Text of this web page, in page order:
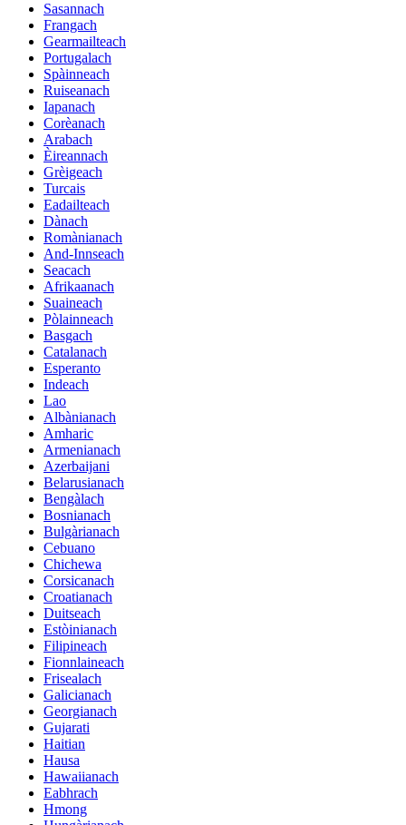
Sasannach
Frangach
Gearmailteach
Portugalach
Spàinneach
Ruiseanach
Iapanach
Corèanach
Arabach
Èireannach
Grèigeach
Turcais
Eadailteach
Dànach
Romànianach
And-Innseach
Seacach
Afrikaanach
Suaineach
Pòlainneach
Basgach
Catalanach
Esperanto
Indeach
Lao
Albànianach
Amharic
Armenianach
Azerbaijani
Belarusianach
Bengàlach
Bosnianach
Bulgàrianach
Cebuano
Chichewa
Corsicanach
Croatianach
Duitseach
Estòinianach
Filipineach
Fionnlaineach
Frisealach
Galicianach
Georgianach
Gujarati
Haitian
Hausa
Hawaiianach
Eabhrach
Hmong